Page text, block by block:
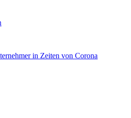
in Zeiten von Corona